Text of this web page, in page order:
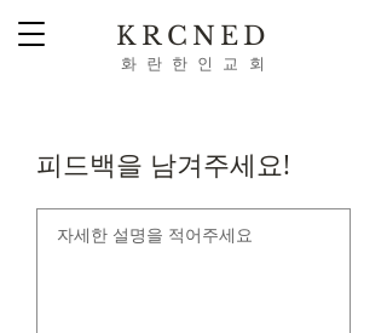
KRCNED
​화 란 한 인 교 회
피드백을 남겨주세요!